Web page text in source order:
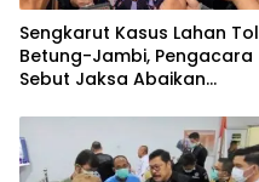
Sengkarut Kasus Lahan Tol
Betung-Jambi, Pengacara
Sebut Jaksa Abaikan
PSN